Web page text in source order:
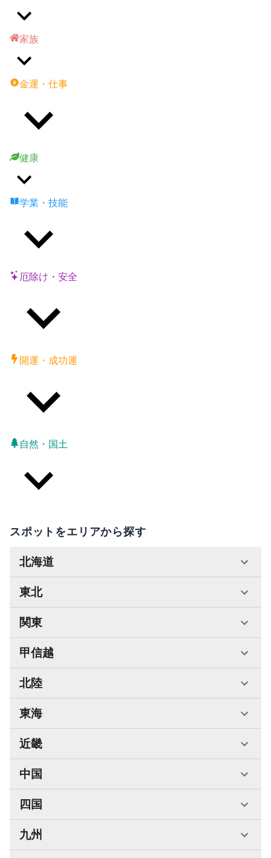
家族
金運・仕事
健康
学業・技能
厄除け・安全
開運・成功運
自然・国土
スポットをエリアから探す
北海道
東北
関東
甲信越
北陸
東海
近畿
中国
四国
九州